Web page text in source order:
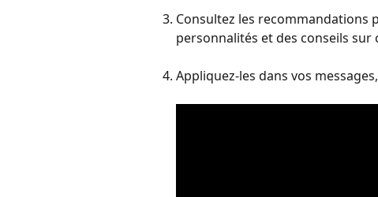
Consultez les recommandations
personnalités et des conseils
Appliquez-les dans vos